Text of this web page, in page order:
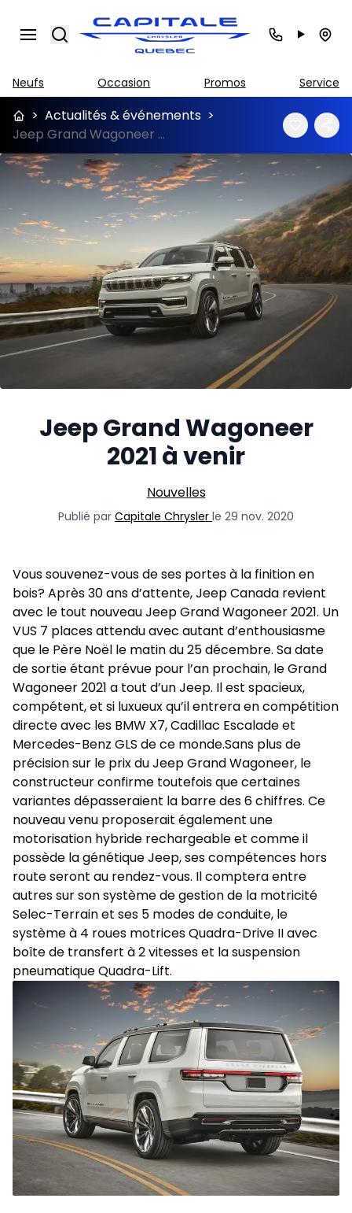
Search
Neufs Occasion Promos Service
> Actualités & événements >
Jeep Grand Wagoneer 2021 à venir
Jeep Grand Wagoneer
2021 à venir
Nouvelles
Publié par Capitale Chrysler le 29 nov. 2020
Vous souvenez-vous de ses portes à la finition en
bois? Après 30 ans d’attente, Jeep Canada revient
avec le tout nouveau Jeep Grand Wagoneer 2021. Un
VUS 7 places attendu avec autant d’enthousiasme
que le Père Noël le matin du 25 décembre. Sa date
de sortie étant prévue pour l’an prochain, le Grand
Wagoneer 2021 a tout d’un Jeep. Il est spacieux,
compétent, et si luxueux qu’il entrera en compétition
directe avec les BMW X7, Cadillac Escalade et
Mercedes-Benz GLS de ce monde.Sans plus de
précision sur le prix du Jeep Grand Wagoneer, le
constructeur confirme toutefois que certaines
variantes dépasseraient la barre des 6 chiffres. Ce
nouveau venu proposerait également une
motorisation hybride rechargeable et comme il
possède la génétique Jeep, ses compétences hors
route seront au rendez-vous. Il comptera entre
autres sur son système de gestion de la motricité
Selec-Terrain et ses 5 modes de conduite, le
système à 4 roues motrices Quadra-Drive II avec
boîte de transfert à 2 vitesses et la suspension
pneumatique Quadra-Lift.